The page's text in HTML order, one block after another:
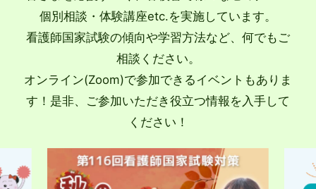
個別相談・体験講座etc.を実施しています。
看護師国家試験の傾向や学習方法など、何でもご
相談ください。
オンライン(Zoom)で参加できるイベントもありま
す！是非、ご参加いただき役立つ情報を入手して
ください！